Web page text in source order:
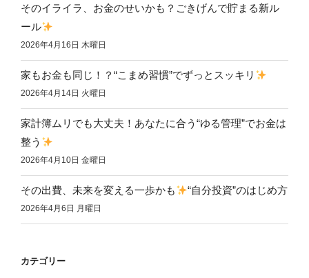
そのイライラ、お金のせいかも？ごきげんで貯まる新ル
ール
2026年4月16日 木曜日
家もお金も同じ！？“こまめ習慣”でずっとスッキリ
2026年4月14日 火曜日
家計簿ムリでも大丈夫！あなたに合う“ゆる管理”でお金は
整う
2026年4月10日 金曜日
その出費、未来を変える一歩かも “自分投資”のはじめ方
2026年4月6日 月曜日
カテゴリー